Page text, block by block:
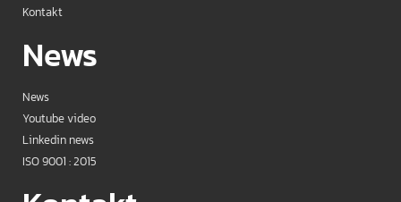
Kontakt
News
News
Youtube video
Linkedin news
ISO 9001 : 2015